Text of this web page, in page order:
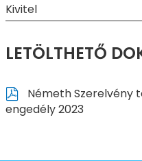
Kivitel
LETÖLTHETŐ
Németh Szerelvény
engedély 2023